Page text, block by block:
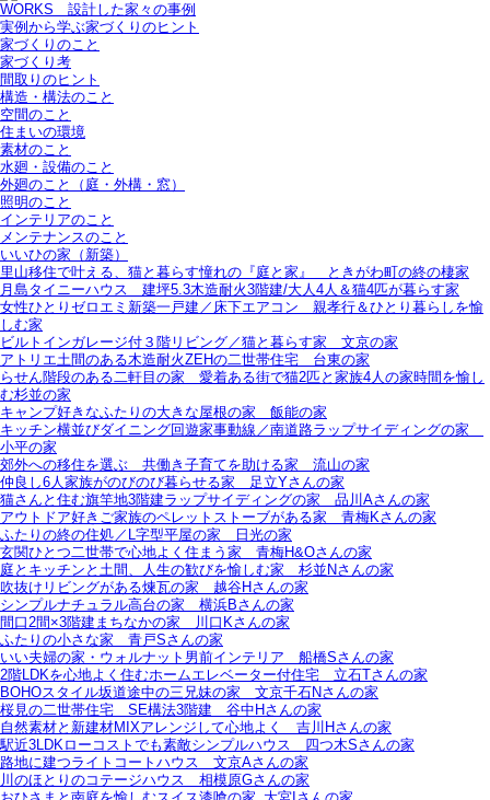
WORKS＿設計した家々の事例
実例から学ぶ家づくりのヒント
家づくりのこと
家づくり考
間取りのヒント
構造・構法のこと
空間のこと
住まいの環境
素材のこと
水廻・設備のこと
外廻のこと（庭・外構・窓）
照明のこと
インテリアのこと
メンテナンスのこと
いいひの家（新築）
里山移住で叶える、猫と暮らす憧れの『庭と家』＿ときがわ町の終の棲家
月島タイニーハウス＿建坪5.3木造耐火3階建/大人4人＆猫4匹が暮らす家
女性ひとりゼロエミ新築一戸建／床下エアコン＿親孝行＆ひとり暮らしを愉
しむ家
ビルトインガレージ付３階リビング／猫と暮らす家＿文京の家
アトリエ土間のある木造耐火ZEHの二世帯住宅＿台東の家
らせん階段のある二軒目の家＿愛着ある街で猫2匹と家族4人の家時間を愉し
む杉並の家
キャンプ好きなふたりの大きな屋根の家＿飯能の家
キッチン横並びダイニング回遊家事動線／南道路ラップサイディングの家＿
小平の家
郊外への移住を選ぶ＿共働き子育てを助ける家＿流山の家
仲良し6人家族がのびのび暮らせる家＿足立Yさんの家
猫さんと住む旗竿地3階建ラップサイディングの家＿品川Aさんの家
アウトドア好きご家族のペレットストーブがある家＿青梅Kさんの家
ふたりの終の住処／L字型平屋の家＿日光の家
玄関ひとつ二世帯で心地よく住まう家＿青梅H&Oさんの家
庭とキッチンと土間、人生の歓びを愉しむ家＿杉並Nさんの家
吹抜けリビングがある煉瓦の家＿越谷Hさんの家
シンプルナチュラル高台の家＿横浜Bさんの家
間口2間×3階建まちなかの家＿川口Kさんの家
ふたりの小さな家＿青戸Sさんの家
いい夫婦の家・ウォルナット男前インテリア＿船橋Sさんの家
2階LDKを心地よく住むホームエレベーター付住宅＿立石Tさんの家
BOHOスタイル坂道途中の三兄妹の家＿文京千石Nさんの家
桜見の二世帯住宅＿SE構法3階建＿谷中Hさんの家
自然素材と新建材MIXアレンジして心地よく＿吉川Hさんの家
駅近3LDKローコストでも素敵シンプルハウス＿四つ木Sさんの家
路地に建つライトコートハウス＿文京Aさんの家
川のほとりのコテージハウス＿相模原Gさんの家